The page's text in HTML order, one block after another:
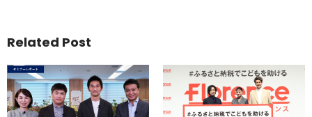
Related Post